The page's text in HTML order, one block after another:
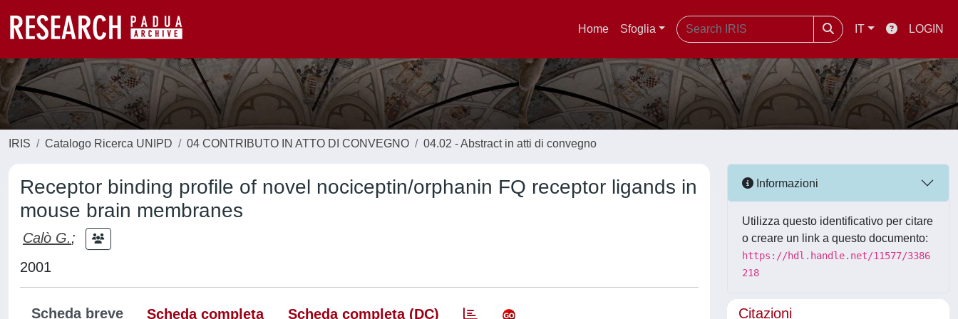
Home Sfoglia IT LOGIN
IRIS Catalogo Ricerca UNIPD 04 CONTRIBUTO IN ATTO DI CONVEGNO 04.02 - Abstract in atti di convegno
Receptor binding profile of novel nociceptin/orphanin FQ receptor ligands in
mouse brain membranes
Calò G.;
2001
Scheda breve Scheda completa Scheda completa (DC)
Informazioni
Utilizza questo identificativo per citare
o creare un link a questo documento:
https://hdl.handle.net/11577/3386
218
Citazioni